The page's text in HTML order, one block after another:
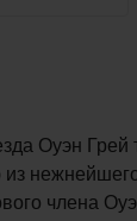
Оуэн Грей
из
члена